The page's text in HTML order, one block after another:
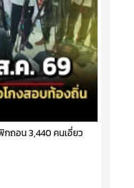
กถอน 3,440 คนเอี่ยว